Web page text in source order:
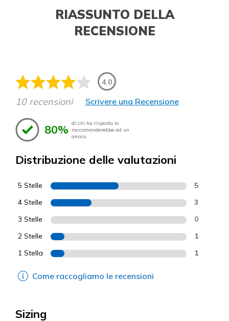
RIASSUNTO DELLA
RECENSIONE
4.0
10 recensioni Scrivere una Recensione
80% di chi ha risposto lo
raccomanderebbe ad un
amico.
Distribuzione delle valutazioni
5 Stelle 5
4 Stelle 3
3 Stelle 0
2 Stelle 1
1 Stella 1
Come raccogliamo le recensioni
Sizing